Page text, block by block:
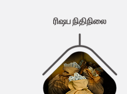
ரிஷப நிதிநிலை